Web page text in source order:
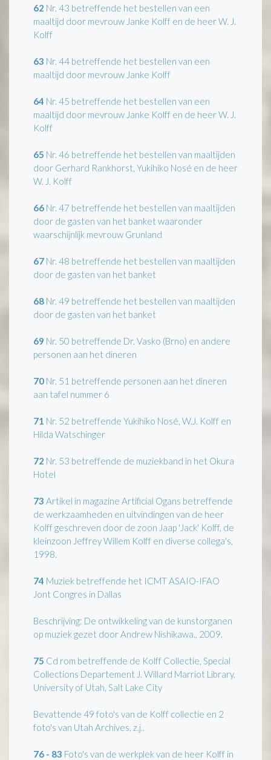
62 Nr. 43 betreffende het bestellen van een
maaltijd door mevrouw Janke Kolff en de heer W. J.
Kolff
63 Nr. 44 betreffende het bestellen van een
maaltijd door mevrouw Janke Kolff
64 Nr. 45 betreffende het bestellen van een
maaltijd door mevrouw Janke Kolff en de heer W. J.
Kolff
65 Nr. 46 betreffende het bestellen van maaltijden
door Gerhard Rankhorst, Yukihiko Nosé en de heer
W. J. Kolff
66 Nr. 47 betreffende het bestellen van maaltijden
door de gasten van het banket waaronder
waarschijnlijk mevrouw Grunland
67 Nr. 48 betreffende het bestellen van maaltijden
door de gasten van het banket
68 Nr. 49 betreffende het bestellen van maaltijden
door de gasten van het banket
69 Nr. 50 betreffende Dr. Vasko (Brno) en andere
personen aan het dineren
70 Nr. 51 betreffende personen aan het dineren
aan tafel nummer 6
71 Nr. 52 betreffende Yukihiko Nosé, W.J. Kolff en
Hilda Watschinger
72 Nr. 53 betreffende de muziekband in het Okura
Hotel
73 Artikel in magazine Artificial Ogans betreffende
de werkzaamheden en uitvindingen van de heer
Kolff geschreven door de zoon Jaap 'Jack' Kolff, de
kleinzoon Jeffrey Willem Kolff en diverse collega's,
1998.
74 Muziek betreffende het ICMT ASAIO-IFAO
Jont Congres in Dallas
Beschrijving: De ontwikkeling van de kunstorganen
op muziek gezet door Andrew Nishikawa., 2009.
75 Cd rom betreffende de Kolff Collectie, Special
Collections Departement J. Willard Marriot Library,
University of Utah, Salt Lake City
Bevattende 49 foto's van de Kolff collectie en 2
foto's van Utah Archives, z.j..
76 - 83 Foto's van de werkplek van de heer Kolff in